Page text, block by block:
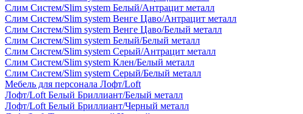
Слим Систем/Slim system Белый/Антрацит металл
Слим Систем/Slim system Венге Цаво/Антрацит металл
Слим Систем/Slim system Венге Цаво/Белый металл
Слим Систем/Slim system Белый/Белый металл
Слим Систем/Slim system Серый/Антрацит металл
Слим Систем/Slim system Клен/Белый металл
Слим Систем/Slim system Серый/Белый металл
Мебель для персонала Лофт/Loft
Лофт/Loft Белый Бриллиант/Белый металл
Лофт/Loft Белый Бриллиант/Черный металл